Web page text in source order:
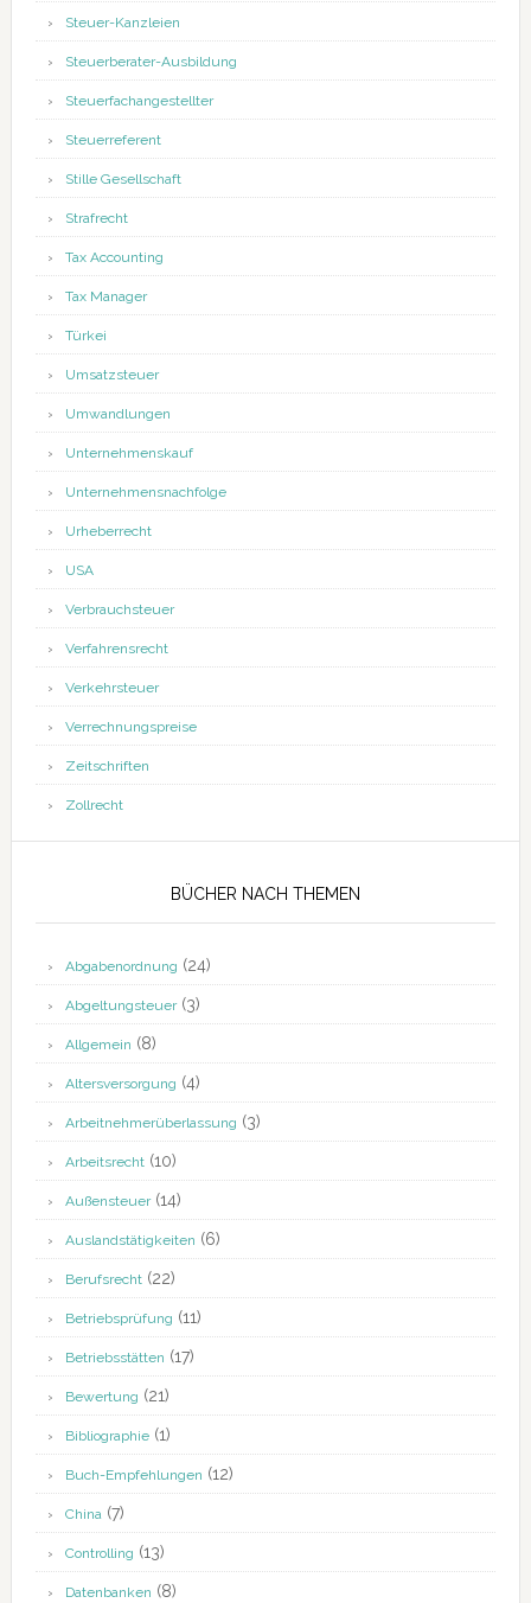
Steuer-Kanzleien
Steuerberater-Ausbildung
Steuerfachangestellter
Steuerreferent
Stille Gesellschaft
Strafrecht
Tax Accounting
Tax Manager
Türkei
Umsatzsteuer
Umwandlungen
Unternehmenskauf
Unternehmensnachfolge
Urheberrecht
USA
Verbrauchsteuer
Verfahrensrecht
Verkehrsteuer
Verrechnungspreise
Zeitschriften
Zollrecht
BÜCHER NACH THEMEN
Abgabenordnung (24)
Abgeltungsteuer(3)
Allgemein (8)
Altersversorgung (4)
Arbeitnehmerüberlassung (3)
Arbeitsrecht(10)
Außensteuer(14)
Auslandstätigkeiten (6)
Berufsrecht(22)
Betriebsprüfung (11)
Betriebsstätten (17)
Bewertung (21)
Bibliographie(1)
Buch-Empfehlungen (12)
China(7)
Controlling (13)
Datenbanken (8)